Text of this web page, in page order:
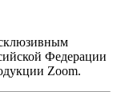
Федерации
Zoom.